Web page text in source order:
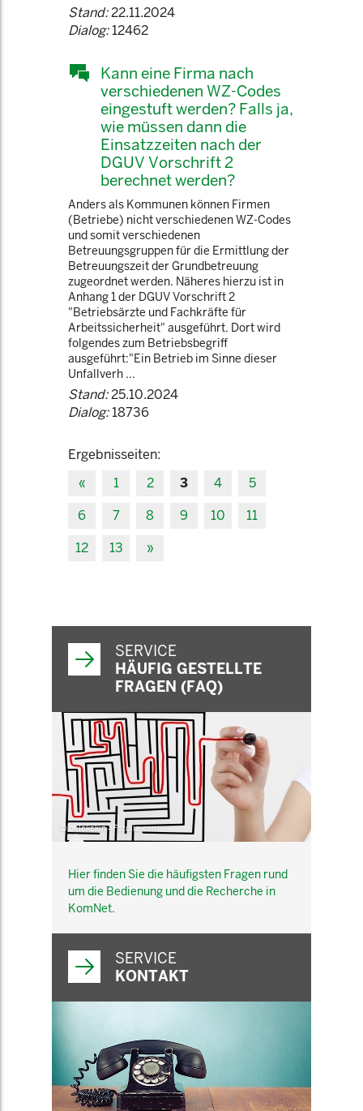
Stand:22.11.2024
Dialog:12462
Kann eine Firma nach
verschiedenen WZ-Codes
eingestuft werden? Falls ja,
wie müssen dann die
Einsatzzeiten nach der
DGUV Vorschrift 2
berechnet werden?
Anders als Kommunen können Firmen
(Betriebe) nicht verschiedenen WZ-Codes
und somit verschiedenen
Betreuungsgruppen für die Ermittlung der
Betreuungszeit der Grundbetreuung
zugeordnet werden. Näheres hierzu ist in
Anhang 1 der DGUV Vorschrift 2
"Betriebsärzte und Fachkräfte für
Arbeitssicherheit" ausgeführt. Dort wird
folgendes zum Betriebsbegriff
ausgeführt:"Ein Betrieb im Sinne dieser
Unfallverh ...
Stand:25.10.2024
Dialog:18736
Ergebnisseiten:
«
1 2 3 4
5
6
7 8 9 10
11
12
13 »
SERVICE
HÄUFIG GESTELLTE
FRAGEN (FAQ)
© belekekin - Fotolia.com
Hier finden Sie die häufigsten Fragen rund
um die Bedienung und die Recherche in
KomNet.
SERVICE
KONTAKT